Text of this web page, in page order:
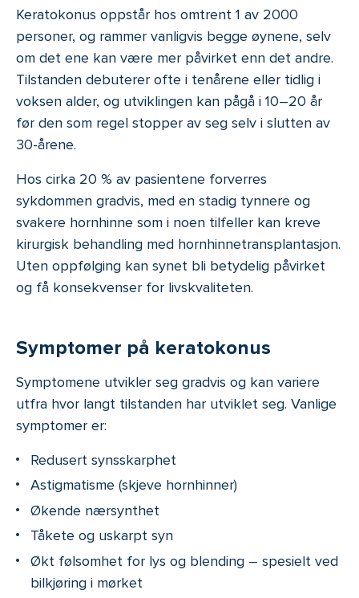
Keratokonus oppstår hos omtrent 1 av 2000
personer, og rammer vanligvis begge øynene, selv
om det ene kan være mer påvirket enn det andre.
Tilstanden debuterer ofte i tenårene eller tidlig i
voksen alder, og utviklingen kan pågå i 10–20 år
før den som regel stopper av seg selv i slutten av
30-årene.
Hos cirka 20 % av pasientene forverres
sykdommen gradvis, med en stadig tynnere og
svakere hornhinne som i noen tilfeller kan kreve
kirurgisk behandling med hornhinnetransplantasjon.
Uten oppfølging kan synet bli betydelig påvirket
og få konsekvenser for livskvaliteten.
Symptomer på keratokonus
Symptomene utvikler seg gradvis og kan variere
utfra hvor langt tilstanden har utviklet seg. Vanlige
symptomer er:
Redusert synsskarphet
Astigmatisme (skjeve hornhinner)
Økende nærsynthet
Tåkete og uskarpt syn
Økt følsomhet for lys og blending – spesielt ved
bilkjøring i mørket